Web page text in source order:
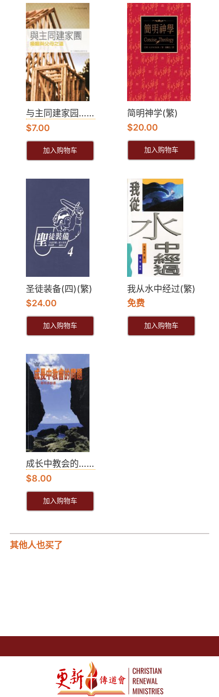
与主同建家园……
$7.00
加入购物车
简明神学(繁)
$20.00
加入购物车
圣徒装备(四)(繁)
$24.00
加入购物车
我从水中经过(繁)
免费
加入购物车
成长中教会的……
$8.00
加入购物车
其他人也买了